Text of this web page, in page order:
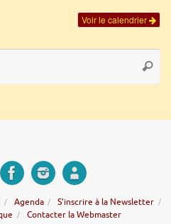
Voir le calendrier
:
Agenda
S’inscrire à la Newsletter
Contacter la Webmaster